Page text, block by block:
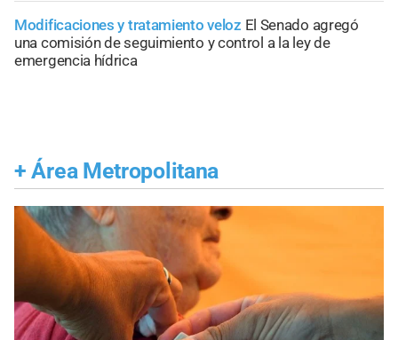
Modificaciones y tratamiento veloz El Senado agregó
una comisión de seguimiento y control a la ley de
emergencia hídrica
+ Área Metropolitana